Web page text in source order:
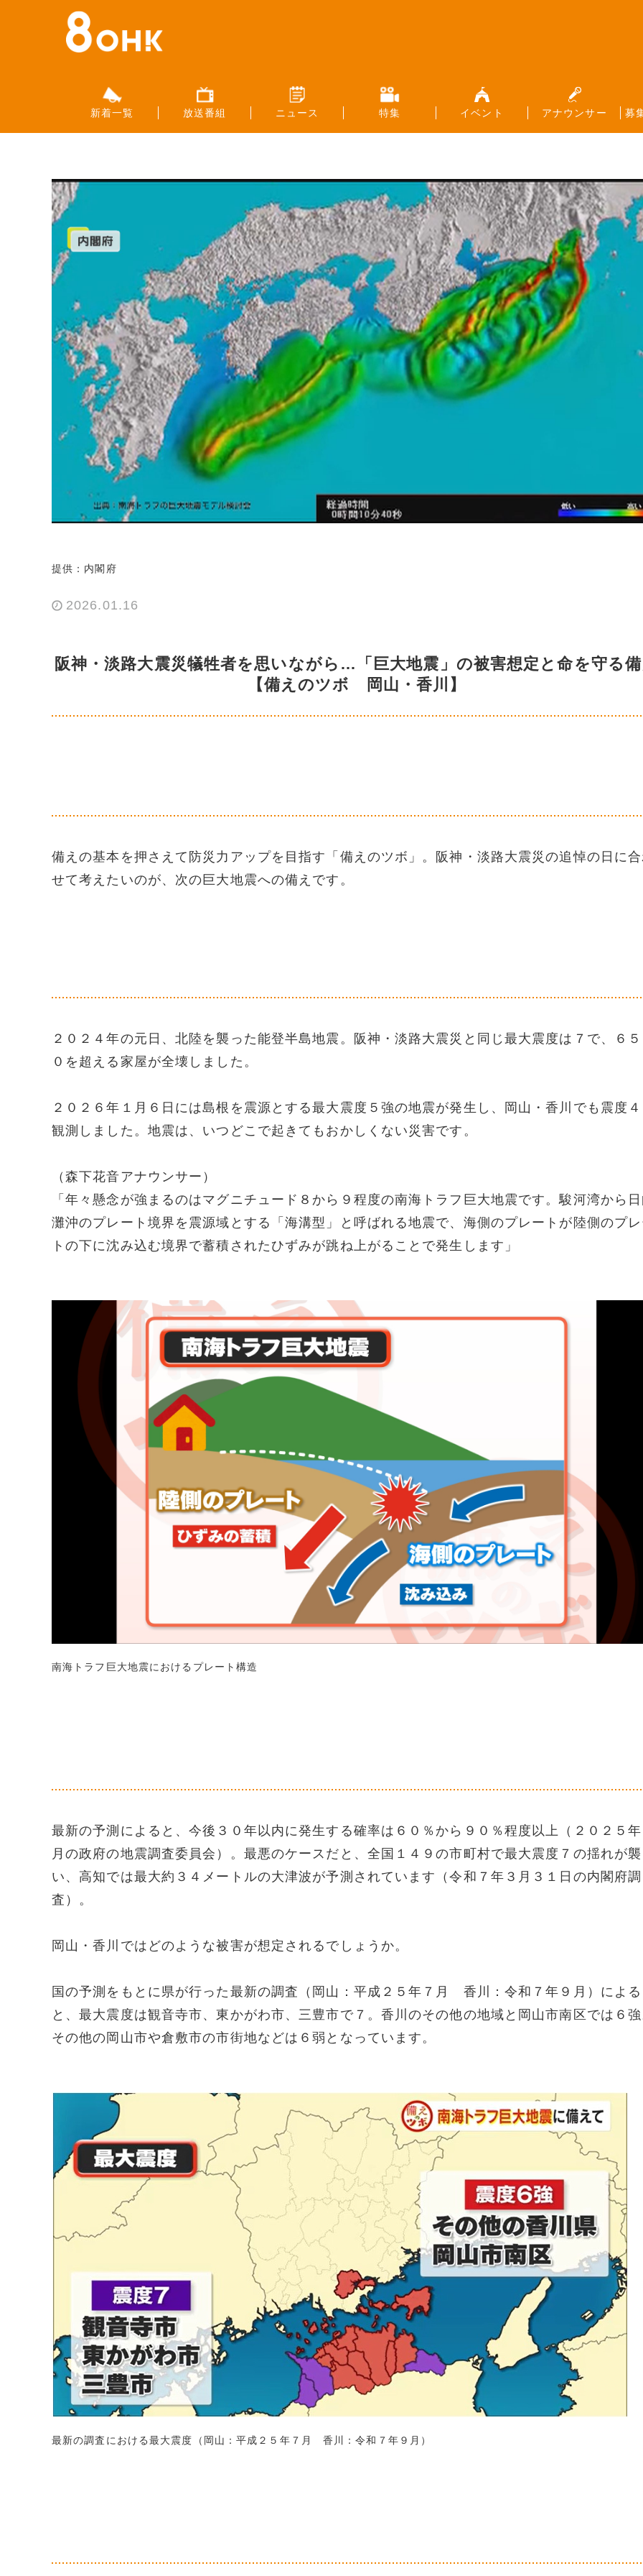
新着一覧 放送番組 ニュース 特集 イベント アナウンサー 募
提供：内閣府
2026.01.16
阪神・淡路大震災犠牲者を思いながら…「巨大地震」の被害想定と命を守る
【備えのツボ 岡山・香川】
備えの基本を押さえて防災力アップを目指す「備えのツボ」。阪神・淡路大震災の追悼の日に
せて考えたいのが、次の巨大地震への備えです。
２０２４年の元日、北陸を襲った能登半島地震。阪神・淡路大震災と同じ最大震度は７で、６
０を超える家屋が全壊しました。
２０２６年１月６日には島根を震源とする最大震度５強の地震が発生し、岡山・香川でも震度
観測しました。地震は、いつどこで起きてもおかしくない災害です。
（森下花音アナウンサー）
「年々懸念が強まるのはマグニチュード８から９程度の南海トラフ巨大地震です。駿河湾から
灘沖のプレート境界を震源域とする「海溝型」と呼ばれる地震で、海側のプレートが陸側のプ
トの下に沈み込む境界で蓄積されたひずみが跳ね上がることで発生します」
南海トラフ巨大地震におけるプレート構造
最新の予測によると、今後３０年以内に発生する確率は６０％から９０％程度以上（２０２５
月の政府の地震調査委員会）。最悪のケースだと、全国１４９の市町村で最大震度７の揺れが襲
い、高知では最大約３４メートルの大津波が予測されています（令和７年３月３１日の内閣府調
査）。
岡山・香川ではどのような被害が想定されるでしょうか。
国の予測をもとに県が行った最新の調査（岡山：平成２５年７月 香川：令和７年９月）による
と、最大震度は観音寺市、東かがわ市、三豊市で７。香川のその他の地域と岡山市南区では６
その他の岡山市や倉敷市の市街地などは６弱となっています。
最新の調査における最大震度（岡山：平成２５年７月 香川：令和７年９月）